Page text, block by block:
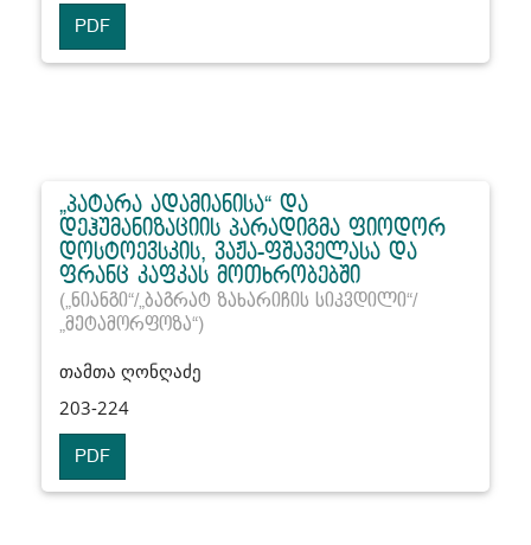
PDF
„პატარა ადამიანისა“ და
დეჰუმანიზაციის პარადიგმა ფიოდორ
დოსტოევსკის, ვაჟა-ფშაველასა და
ფრანც კაფკას მოთხრობებში
(„ნიანგი“/„ბაგრატ ზახარიჩის სიკვდილი“/
„მეტამორფოზა“)
თამთა ღონღაძე
203-224
PDF